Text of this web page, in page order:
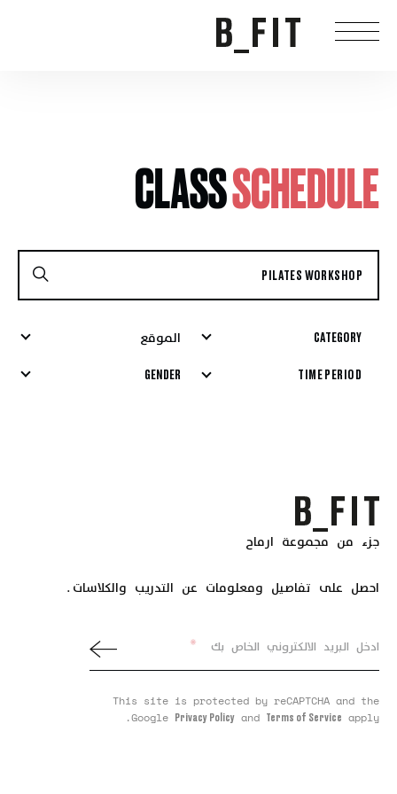
CLASSSCHEDULE
CATEGORY الموقع
GENDER
جزء من مجموعة ارماح
احصل على تفاصيل ومعلومات عن التدريب والكلاسات.
ادخل البريد الالكتروني الخاص بك *
This site is protected by reCAPTCHA and the
Google Privacy Policy and Terms of Service apply.